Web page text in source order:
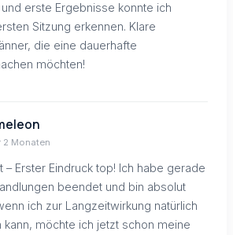
erste Ergebnisse konnte ich
Sitzung erkennen. Klare
die eine dauerhafte
möchten!
2 Monaten
Erster Eindruck top! Ich habe gerade
beendet und bin absolut
ich zur Langzeitwirkung natürlich
kann, möchte ich jetzt schon meine